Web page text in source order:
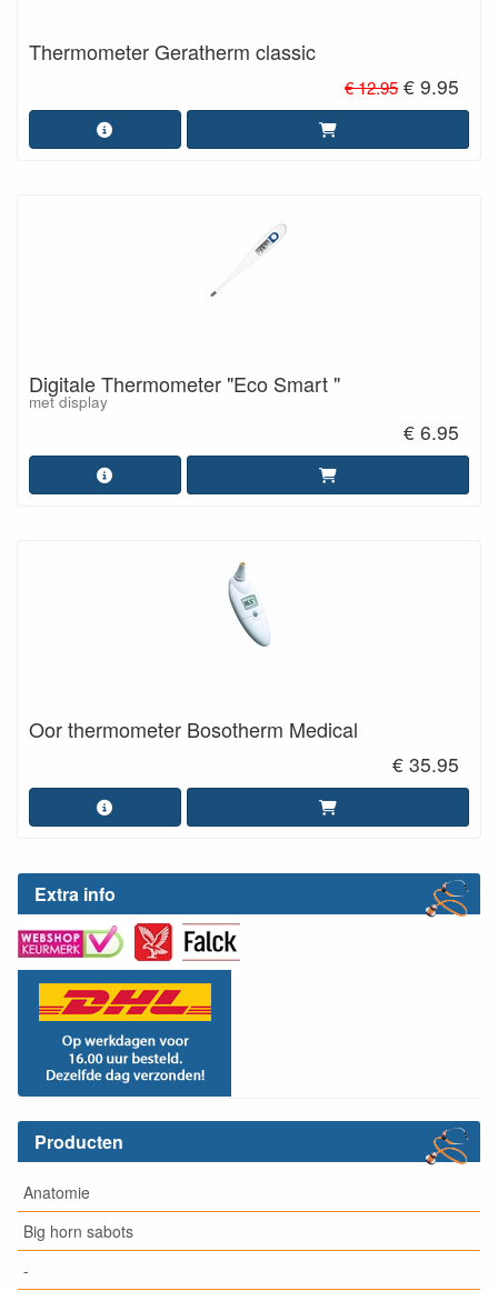
Extra info
Producten
Anatomie
Big horn sabots
-
Thermometer Geratherm classic
€ 12.95 € 9.95
Digitale Thermometer "Eco Smart "
met display
€ 6.95
Oor thermometer Bosotherm Medical
€ 35.95